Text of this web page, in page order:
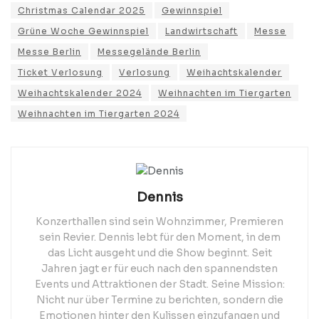
Christmas Calendar 2025
Gewinnspiel
Grüne Woche Gewinnspiel
Landwirtschaft
Messe
Messe Berlin
Messegelände Berlin
Ticket Verlosung
Verlosung
Weihachtskalender
Weihachtskalender 2024
Weihnachten im Tiergarten
Weihnachten im Tiergarten 2024
Dennis
Konzerthallen sind sein Wohnzimmer, Premieren
sein Revier. Dennis lebt für den Moment, in dem
das Licht ausgeht und die Show beginnt. Seit
Jahren jagt er für euch nach den spannendsten
Events und Attraktionen der Stadt. Seine Mission:
Nicht nur über Termine zu berichten, sondern die
Emotionen hinter den Kulissen einzufangen und